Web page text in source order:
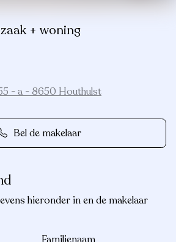
+ woning
- a - 8650 Houthulst
Bel de makelaar
hieronder in en de makelaar